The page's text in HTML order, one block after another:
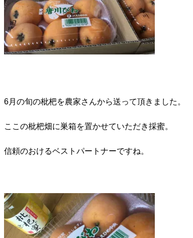
6月の旬の枇杷を農家さんから送って頂きました。
ここの枇杷畑に巣箱を置かせていただき採蜜。
信頼のおけるベストパートナーですね。